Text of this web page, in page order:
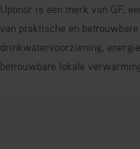
Uponor is een merk van GF,
van praktische en
drinkwatervoorziening,
betrouwbare lokale